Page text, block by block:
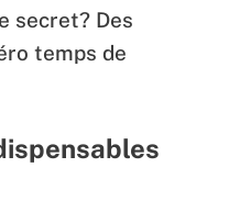
secret? Des
temps de